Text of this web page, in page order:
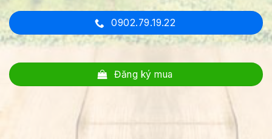
0902.79.19.22
Đăng ký mua